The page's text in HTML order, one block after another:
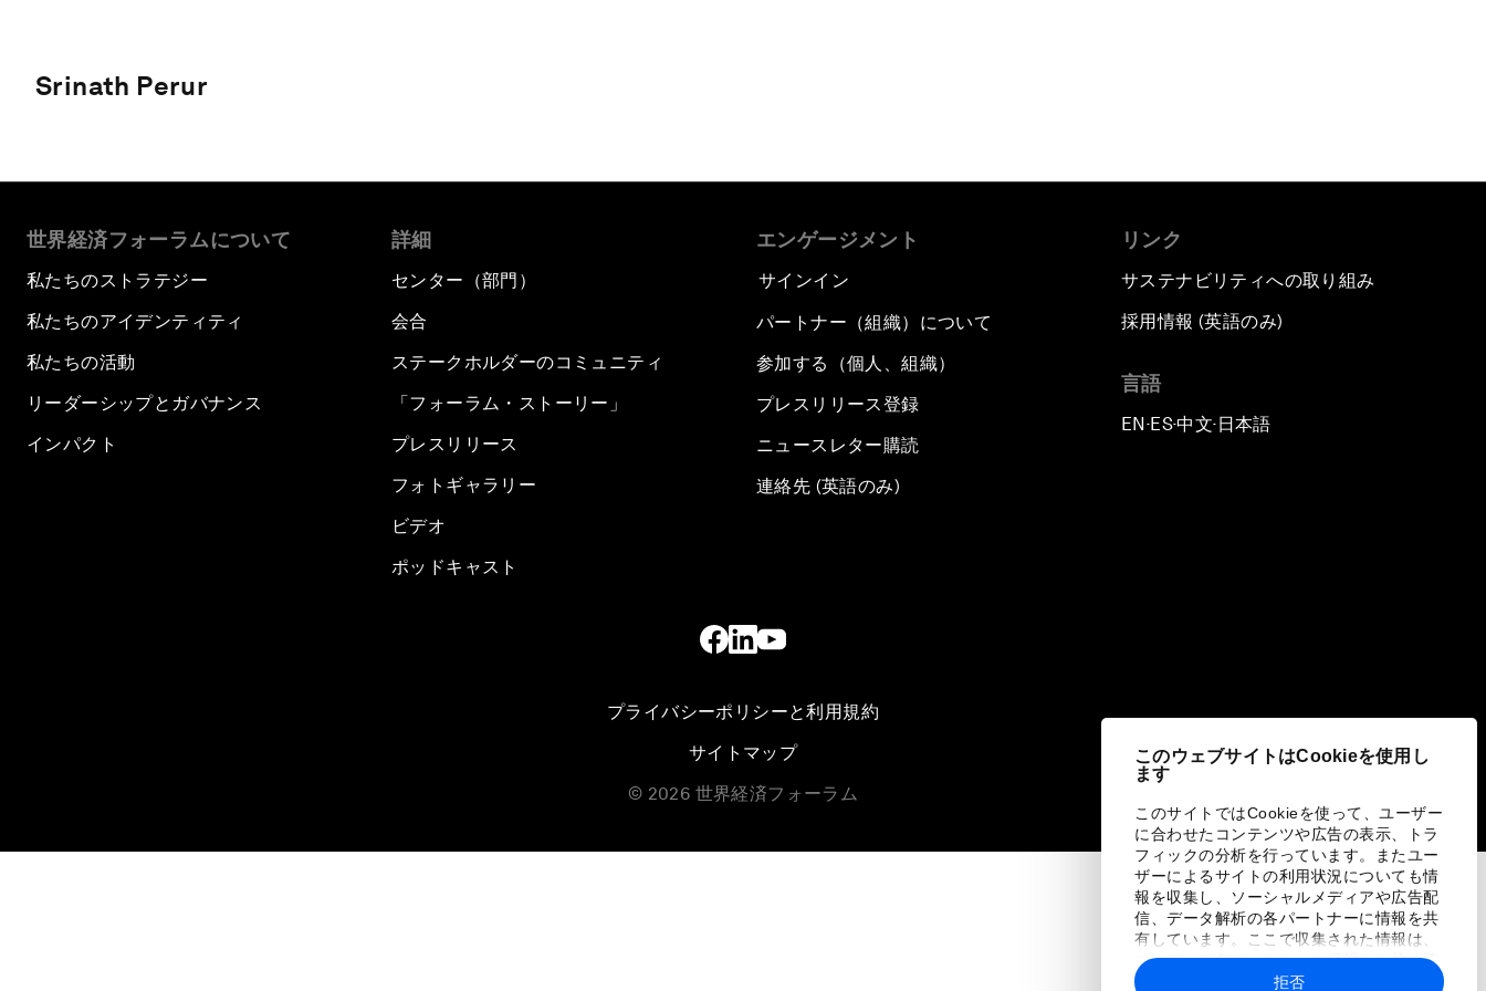
このウェブサイトはCookieを使用し
ます
このサイトではCookieを使って、ユーザー
に合わせたコンテンツや広告の表示、トラ
フィックの分析を行っています。またユー
ザーによるサイトの利用状況についても情
報を収集し、ソーシャルメディアや広告配
信、データ解析の各パートナーに情報を共
有しています。ここで収集された情報は、
ユーザーが各パートナーに提供した他の情
報や各パートナーのサービスを使用した際
拒否
Srinath Perur
世界経済フォーラムについて
私たちのストラテジー
私たちのアイデンティティ
私たちの活動
リーダーシップとガバナンス
インパクト
詳細
センター（部門）
会合
ステークホルダーのコミュニティ
「フォーラム・ストーリー」
プレスリリース
フォトギャラリー
ビデオ
ポッドキャスト
エンゲージメント
サインイン
パートナー（組織）について
参加する（個人、組織）
プレスリリース登録
ニュースレター購読
連絡先 (英語のみ)
リンク
サステナビリティへの取り組み
採用情報 (英語のみ)
言語
EN ▪ES▪中文▪ 日本語
プライバシーポリシーと利用規約
サイトマップ
© 2026 世界経済フォーラム